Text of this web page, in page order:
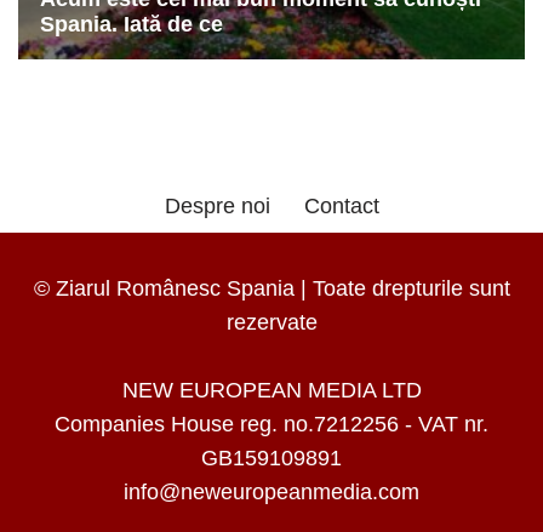
Despre noi Contact
© Ziarul Românesc Spania | Toate drepturile sunt
rezervate
NEW EUROPEAN MEDIA LTD
Companies House reg. no.7212256 - VAT nr.
GB159109891
info@neweuropeanmedia.com